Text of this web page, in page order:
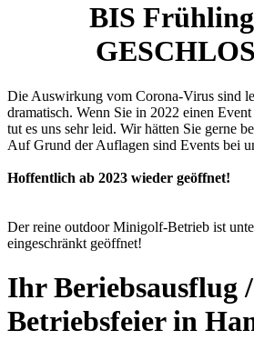
BIS
Die Auswirkung vom Corona-Virus sind
dramatisch. Wenn Sie in 2022 einen
tut es uns sehr leid. Wir hätten Sie gerne
Auf Grund der Auflagen sind Events bei
Hoffentlich ab 2023 wieder geöffnet!
Der reine outdoor Minigolf-Betrieb ist
eingeschränkt geöffnet!
Ihr Beriebsausflug /
Betriebsfeier in